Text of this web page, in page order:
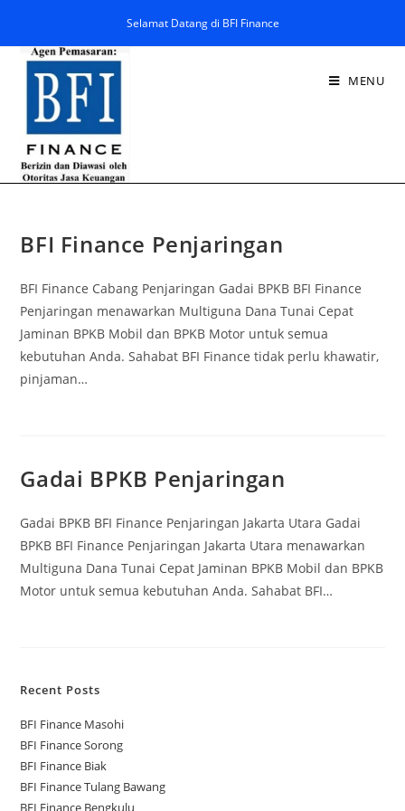
Selamat Datang di BFI Finance
MENU
BFI Finance Penjaringan
BFI Finance Cabang Penjaringan Gadai BPKB BFI Finance
Penjaringan menawarkan Multiguna Dana Tunai Cepat
Jaminan BPKB Mobil dan BPKB Motor untuk semua
kebutuhan Anda. Sahabat BFI Finance tidak perlu khawatir,
pinjaman…
Gadai BPKB Penjaringan
Gadai BPKB BFI Finance Penjaringan Jakarta Utara Gadai
BPKB BFI Finance Penjaringan Jakarta Utara menawarkan
Multiguna Dana Tunai Cepat Jaminan BPKB Mobil dan BPKB
Motor untuk semua kebutuhan Anda. Sahabat BFI…
Recent Posts
BFI Finance Masohi
BFI Finance Sorong
BFI Finance Biak
BFI Finance Tulang Bawang
BFI Finance Bengkulu